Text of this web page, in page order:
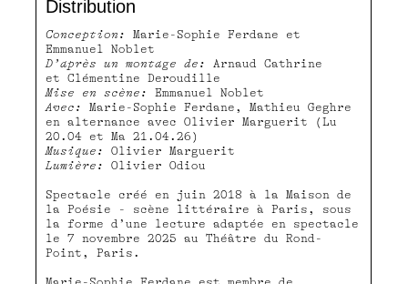
Distribution
Conception:
Marie-Sophie Ferdane et
Emmanuel Noblet
D’après un montage de:
Arnaud Cathrine
et Clémentine Deroudille
Mise en scène:
Emmanuel Noblet
Avec:
Marie-Sophie Ferdane, Mathieu Geghre
en alternance avec Olivier Marguerit (Lu
20.04 et Ma 21.04.26)
Musique:
Olivier Marguerit
Lumière:
Olivier Odiou
Spectacle créé en juin 2018 à la Maison de
la Poésie - scène littéraire à Paris, sous
la forme d’une lecture adaptée en spectacle
le 7 novembre 2025 au Théâtre du Rond-
Point, Paris.
jeu 30.04 20h00